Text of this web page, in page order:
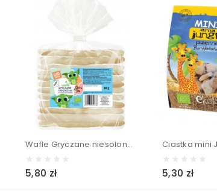
Wafle Gryczane niesolone BIO - BIOMINKI 60 g
5,80 zł 5,30 zł